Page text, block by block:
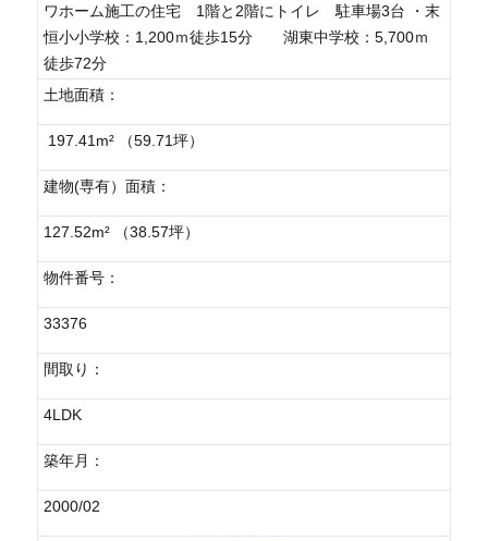
ワホーム施工の住宅 1階と2階にトイレ 駐車場3台 ・末
恒小小学校：1,200ｍ徒歩15分 湖東中学校：5,700ｍ
徒歩72分
土地面積：
197.41m² （59.71坪）
建物(専有）面積：
127.52m² （38.57坪）
物件番号：
33376
間取り：
4LDK
築年月：
2000/02